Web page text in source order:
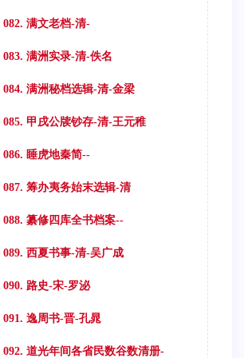
082. 满文老档-清-
083. 满洲实录-清-佚名
084. 满洲秘档选辑-清-金梁
085. 甲戌公牍钞存-清-王元稚
086. 睡虎地秦简--
087. 筹办夷务始末选辑-清
088. 纂修四库全书档案--
089. 西夏书事-清-吴广成
090. 路史-宋-罗泌
091. 逸周书-晋-孔晁
092. 道光年间各省民数谷数清册-